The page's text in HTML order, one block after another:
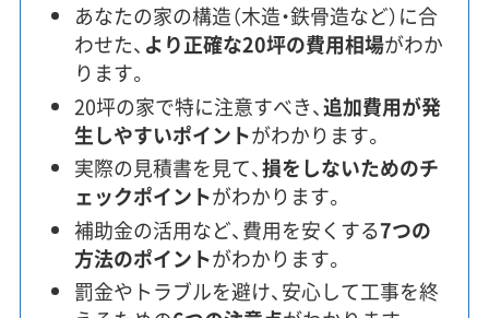
あなたの家の構造（木造・鉄骨造など）に合
わせた、 より正確な20坪の費用相場がわか
ります。
20坪の家で特に注意すべき、追加費用が発
生しやすいポイントがわかります。
実際の見積書を見て、損をしないためのチ
ェックポイントがわかります。
補助金の活用など、費用を安くする7つの
方法のポイントがわかります。
罰金やトラブルを避け、安心して工事を終